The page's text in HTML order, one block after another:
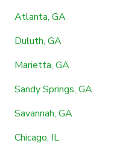
Atlanta, GA
Duluth, GA
Marietta, GA
Sandy Springs, GA
Savannah, GA
Chicago, IL